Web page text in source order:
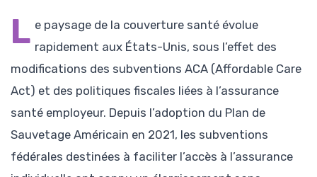
L e paysage de la couverture santé évolue
rapidement aux États-Unis, sous l’effet des
modifications des subventions ACA (Affordable Care
Act) et des politiques fiscales liées à l’assurance
santé employeur. Depuis l’adoption du Plan de
Sauvetage Américain en 2021, les subventions
fédérales destinées à faciliter l’accès à l’assurance